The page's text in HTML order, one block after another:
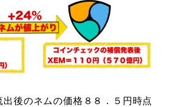
出後のネムの価格８８．５円時点